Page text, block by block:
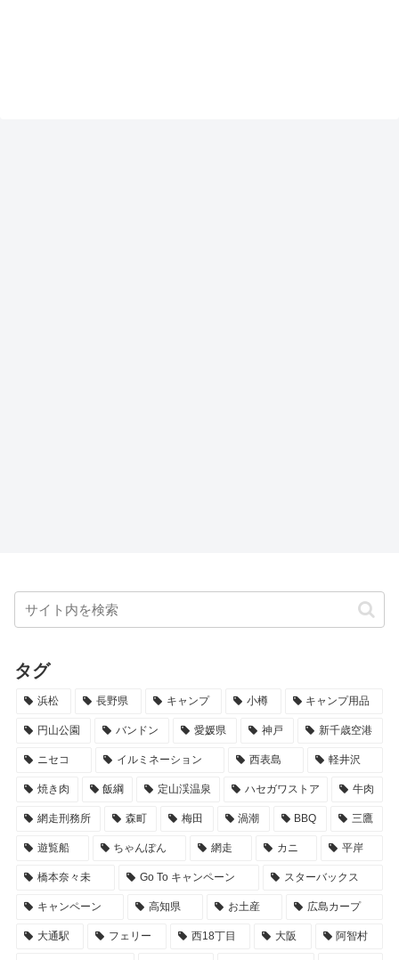
タグ
浜松 長野県 キャンプ 小樽 キャンプ用品
円山公園 バンドン 愛媛県 神戸 新千歳空港
ニセコ イルミネーション 西表島 軽井沢
焼き肉 飯綱 定山渓温泉 ハセガワストア 牛肉
網走刑務所 森町 梅田 渦潮 BBQ 三鷹
遊覧船 ちゃんぽん 網走 カニ 平岸
橋本奈々未 Go To キャンペーン スターバックス
キャンペーン 高知県 お土産 広島カープ
大通駅 フェリー 西18丁目 大阪 阿智村